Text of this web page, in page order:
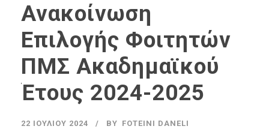
Ανακοίνωση
Επιλογής Φοιτητών
ΠΜΣ Ακαδημαϊκού
Έτους 2024-2025
22 ΙΟΥΛΊΟΥ 2024 BY FOTEINI DANELI